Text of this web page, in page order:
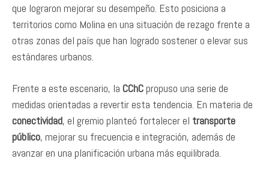
que lograron mejorar su desempeño. Esto posiciona a
territorios como Molina en una situación de rezago frente a
otras zonas del país que han logrado sostener o elevar sus
estándares urbanos.
Frente a este escenario, la CChCpropuso una serie de
medidas orientadas a revertir esta tendencia. En materia de
conectividad, el gremio planteó fortalecer el transporte
público, mejorar su frecuencia e integración, además de
avanzar en una planificación urbana más equilibrada.